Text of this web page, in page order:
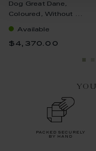
Dog Great Dane,
Coloured, Without ...
Available
$4,370.00
packed securely
by hand